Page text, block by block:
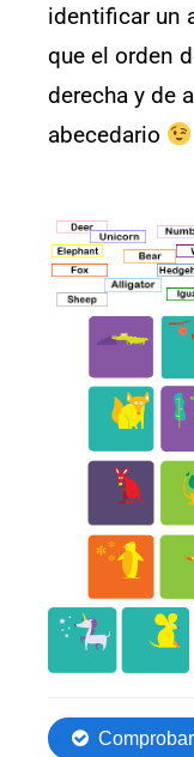
identificar un
que el orden
derecha y de
abecedario